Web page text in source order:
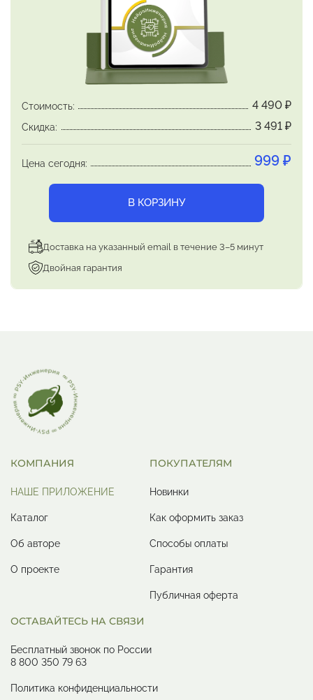
Нейронные связи, поддерживающие
болезни, распадаются.
Нейродебаггинг— 1 сеанс, 60 минут
для всех программ, ежедневно утром)
(основная программа выздоровления)
самостоятельного прочтения вслух, 6 страниц
Нейросон— 1 сеанс, 47 минут(гипнотический
сон, ежедневно вечером)
Стоимость: 4 490 ₽
Скидка: 3 491 ₽
Цена сегодня: 999 ₽
В КОРЗИНУ
Доставка на указанный email в течение 3–5 минут
Двойная гарантия
КОМПАНИЯ
НАШЕ ПРИЛОЖЕНИЕ
Каталог
Об авторе
О проекте
ПОКУПАТЕЛЯМ
Новинки
Как оформить заказ
Способы оплаты
Гарантия
Публичная оферта
ОСТАВАЙТЕСЬ НА СВЯЗИ
Бесплатный звонок по России
8 800 350 79 63
Политика конфиденциальности